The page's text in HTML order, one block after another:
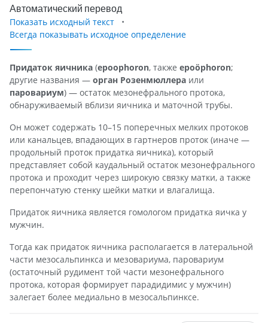
Автоматический перевод
Показать исходный текст
Всегда показывать исходное определение
Придаток яичника (epoophoron, также epoöphoron;
другие названия — орган Розенмюллера или
паровариум) — остаток мезонефрального протока,
обнаруживаемый вблизи яичника и маточной трубы.
Он может содержать 10–15 поперечных мелких протоков
или канальцев, впадающих в гартнеров проток (иначе —
продольный проток придатка яичника), который
представляет собой каудальный остаток мезонефрального
протока и проходит через широкую связку матки, а также
перепончатую стенку шейки матки и влагалища.
Придаток яичника является гомологом придатка яичка у
мужчин.
Тогда как придаток яичника располагается в латеральной
части мезосальпинкса и мезовариума, паровариум
(остаточный рудимент той части мезонефрального
протока, которая формирует парадидимис у мужчин)
залегает более медиально в мезосальпинксе.